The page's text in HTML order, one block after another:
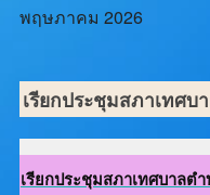
พฤษภาคม 2026
เรียกประชุมสภาเทศบ
เรียกประชุมสภาเทศบาล